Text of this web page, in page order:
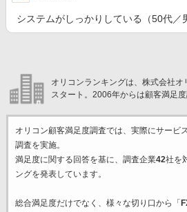
システムがしっかりしている（50代／
オリコンランキングは、株式会社
スタート。2006年からは顧客満足度
オリコン顧客満足度調査では、実際にサービ
調査を実施。
満足度に関する回答を基に、調査企業42社を
ングを発表しています。
総合満足度だけでなく、様々な切り口から「